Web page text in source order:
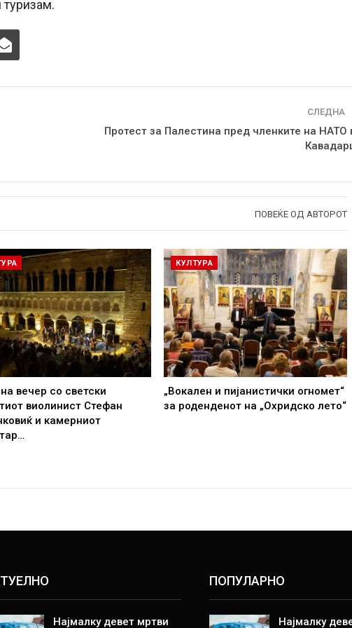
туризам.
СЛЕДНА
Протест за Палестина пред членките на НАТО
ПОВЕЌЕ ОД АВТОРОТ
вечер со светски
виолинист Стефан
и камерниот
КУЛТУРА
„Вокален и пијанистички огномет“
за роденденот на „Охридско лето“
Најмалку девет мртви
ПОПУЛАРНО
Најмалку